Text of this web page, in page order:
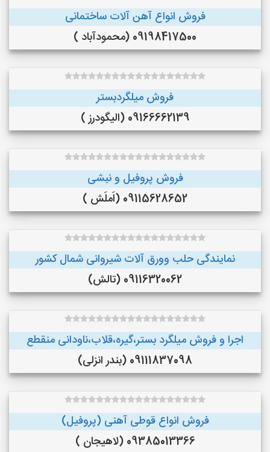
فروش انواع آهن آلات ساختمانی
09198417500 (محمودآباد )
فروش میلگردبستر
09166662139 (الیگودرز )
فروش پروفیل و نبشی
09115628652 (اَملَش )
نمایندگی حلب وورق آلات شیروانی شمال کشور
09116320062 (تالش)
اجرا و فروش میلگرد بستر،گیره،قلاب،ناودانی منقطع
09111837098 (بندر انزلی)
فروش انواع قوطی آهنی (پروفیل)
09385013366 (لاهیجان )